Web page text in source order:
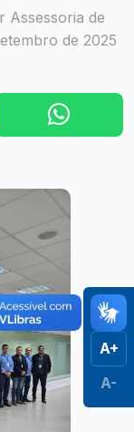
Assessoria de
de 2025
A+
A-